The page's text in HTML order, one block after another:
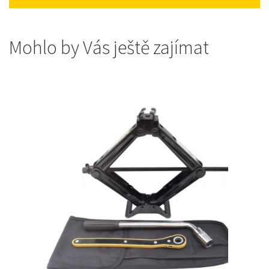
Mohlo by Vás ještě zajímat